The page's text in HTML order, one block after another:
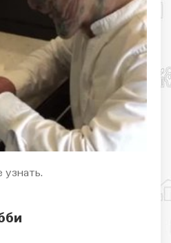
узнать.